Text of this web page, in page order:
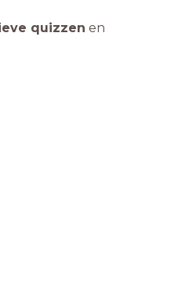
quizzen en